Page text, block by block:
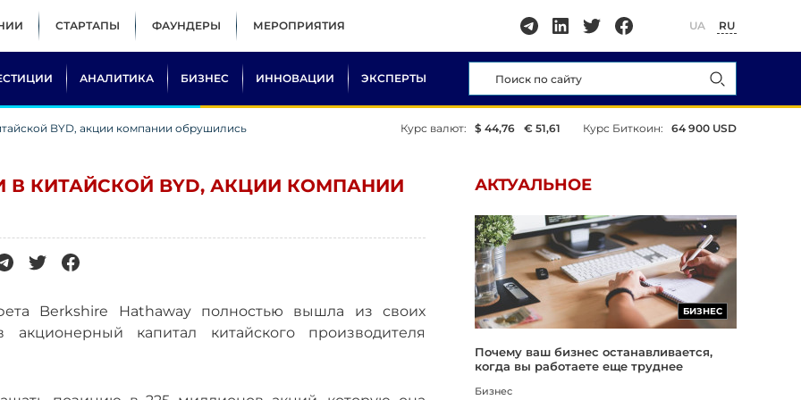
СТАРТАПЫ ФАУНДЕРЫ МЕРОПРИЯТИЯ UA RU
АНАЛИТИКА БИЗНЕС ИННОВАЦИИ ЭКСПЕРТЫ
BYD, акции компании обрушились Курс валют: $ 44,76 € 51,61 Курс Биткоин: 64 900 USD
КИТАЙСКОЙ BYD, АКЦИИ КОМПАНИИ
Berkshire Hathaway полностью вышла из своих
капитал китайского производителя
АКТУАЛЬНОЕ
БИЗНЕС
Почему ваш бизнес останавливается,
когда вы работаете еще труднее
Бизнес